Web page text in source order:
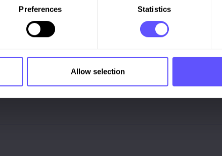
Preferences Statistics
Allow selection